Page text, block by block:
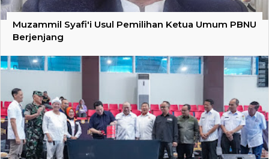
Muzammil Syafi'i Usul Pemilihan Ketua Umum PBNU
Berjenjang